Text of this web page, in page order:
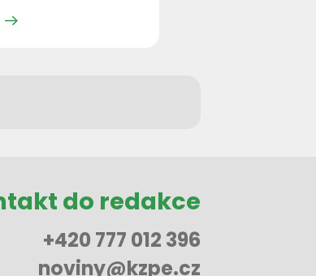
do redakce
+420 777 012 396
noviny@kzpe.cz